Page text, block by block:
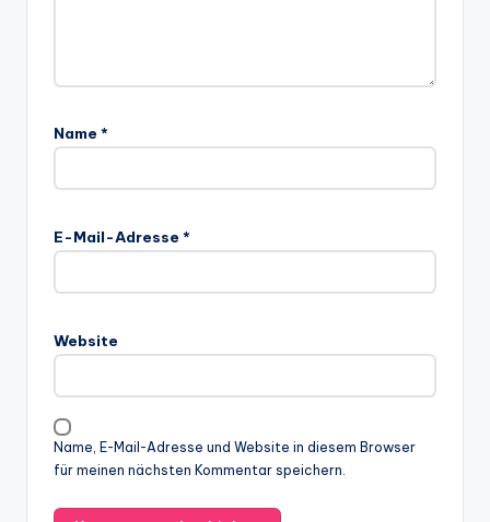
Name *
E-Mail-Adresse *
Website
Name, E-Mail-Adresse und Website in diesem Browser
für meinen nächsten Kommentar speichern.